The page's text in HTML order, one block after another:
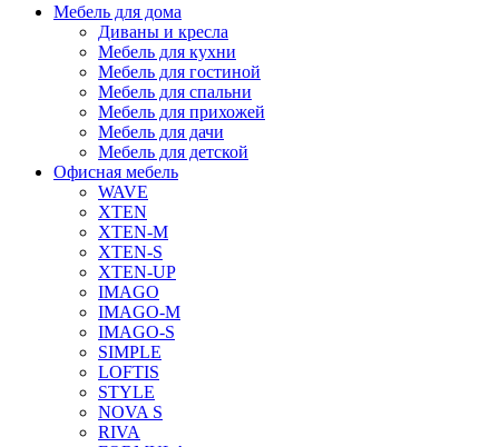
Мебель для дома
Диваны и кресла
Мебель для кухни
Мебель для гостиной
Мебель для спальни
Мебель для прихожей
Мебель для дачи
Мебель для детской
Офисная мебель
WAVE
XTEN
XTEN-M
XTEN-S
XTEN-UP
IMAGO
IMAGO-M
IMAGO-S
SIMPLE
LOFTIS
STYLE
NOVA S
RIVA